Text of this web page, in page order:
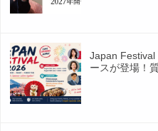
Japan Festival
ースが登場！